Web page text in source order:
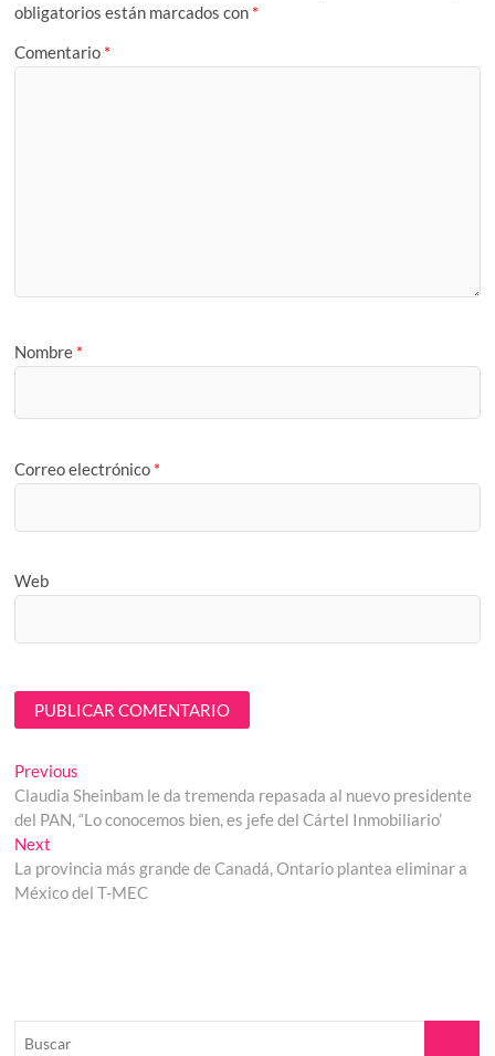
obligatorios están marcados con *
Comentario *
Nombre *
Correo electrónico *
Web
Navegación
de
entradas
Previous
post:
Claudia Sheinbam le da tremenda repasada al nuevo presidente
del PAN, “Lo conocemos bien, es jefe del Cártel Inmobiliario’
Next
post:
La provincia más grande de Canadá, Ontario plantea eliminar a
México del T-MEC